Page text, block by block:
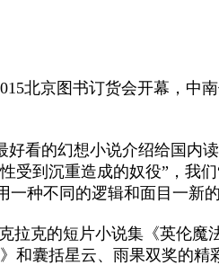
北京图书订货会开幕，中
看的幻想小说介绍给国内
受到沉重造成的奴役”，我
种不同的逻辑和面目一新的
拉克的短片小说集《英伦
和囊括星云、雨果双奖的